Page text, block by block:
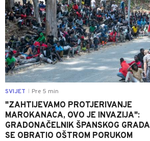
SVIJET Pre 5 min
"ZAHTIJEVAMO PROTJERIVANJE
MAROKANACA, OVO JE INVAZIJA":
GRADONAČELNIK ŠPANSKOG GRADA
SE OBRATIO OŠTROM PORUKOM